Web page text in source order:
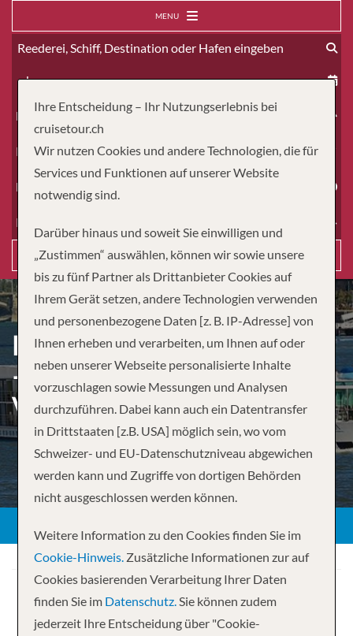
MENU
ab
Erwachsene
Kinder
Dauer
Reiseart
Suchen
DIE GROSSARTIGE DONAU –
VON GIURGIU BIS V
ISHOFEN
ZURÜCK
Ihre Entscheidung – Ihr Nutzungserlebnis bei
cruisetour.ch
Wir nutzen Cookies und andere Technologien, die für
Services und Funktionen auf unserer Website
notwendig sind.
Darüber hinaus und soweit Sie einwilligen und
„Zustimmen“ auswählen, können wir sowie unsere
bis zu fünf Partner als Drittanbieter Cookies auf
Ihrem Gerät setzen, andere Technologien verwenden
und personenbezogene Daten [z. B. IP-Adresse] von
Ihnen erheben und verarbeiten, um Ihnen auf oder
neben unserer Webseite personalisierte Inhalte
vorzuschlagen sowie Messungen und Analysen
durchzuführen. Dabei kann auch ein Datentransfer
in Drittstaaten [z.B. USA] möglich sein, wo vom
Schweizer- und EU-Datenschutzniveau abgewichen
werden kann und Zugriffe von dortigen Behörden
nicht ausgeschlossen werden können.
Weitere Information zu den Cookies finden Sie im
Cookie-Hinweis. Zusätzliche Informationen zur auf
Cookies basierenden Verarbeitung Ihrer Daten
finden Sie im Datenschutz.Sie können zudem
jederzeit Ihre Entscheidung über "Cookie-